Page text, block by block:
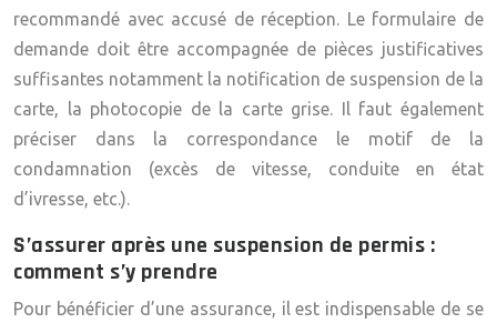
recommandé avec accusé de réception. Le formulaire de
demande doit être accompagnée de pièces justificatives
suffisantes notamment la notification de suspension de la
carte, la photocopie de la carte grise. Il faut également
préciser dans la correspondance le motif de la
condamnation (excès de vitesse, conduite en état
d’ivresse, etc.).
S’assurer après une suspension de permis :
comment s’y prendre
Pour bénéficier d’une assurance, il est indispensable de se